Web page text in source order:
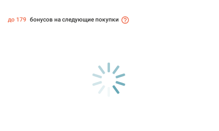
до 179 бонусов на следующие покупки